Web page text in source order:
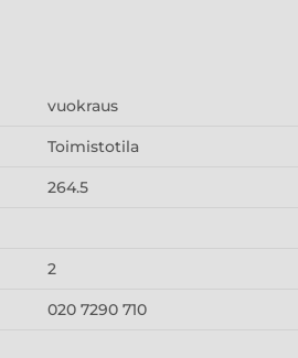
vuokraus
Toimistotila
264.5
2
020 7290 710